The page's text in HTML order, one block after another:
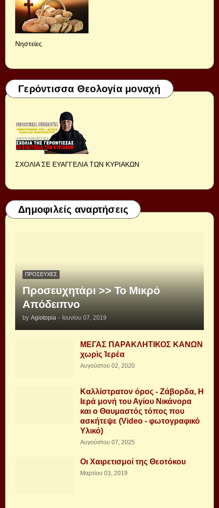
Νηστείες
Γερόντισσα Θεολογία μοναχή
ΣΧΟΛΙΑ ΣΕ ΕΥΑΓΓΕΛΙΑ ΤΩΝ ΚΥΡΙΑΚΩΝ
Δημοφιλείς αναρτήσεις
ΠΡΟΣΕΥΧΈΣ
Προσευχητάρι >> Το Μικρό
Απόδειπνο
by Agiotopia - Ιουνίου 07, 2019
ΜΕΓΑΣ ΠΑΡΑΚΛΗΤΙΚΟΣ ΚΑΝΩΝ
χωρὶς Ἱερέα
Αυγούστου 02, 2020
Καλλίστρατον όρος - Ζάβορδα, Η
Ιερά μονή του Αγίου Νικάνορα
και ο Θαυμαστός τόπος που
ασκήτεψε (Video - φωτογραφικό
Υλικό)
Αυγούστου 07, 2025
Οι Χαιρετισμοί της Θεοτόκου
Μαρτίου 03, 2019